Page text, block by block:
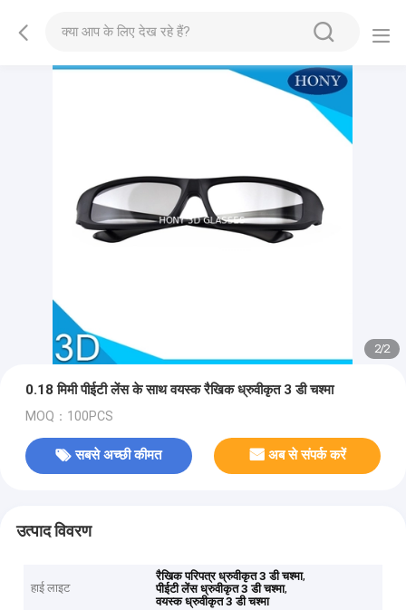
2/2
0.18 मिमी पीईटी लेंस के साथ वयस्क रैखिक ध्रुवीकृत 3 डी चश्मा
MOQ：100PCS
सबसे अच्छी कीमत अब से संपर्क करें
उत्पाद विवरण
हाई लाइट
रैखिक परिपत्र ध्रुवीकृत 3 डी चश्मा,
पीईटी लेंस ध्रुवीकृत 3 डी चश्मा,
वयस्क ध्रुवीकृत 3 डी चश्मा